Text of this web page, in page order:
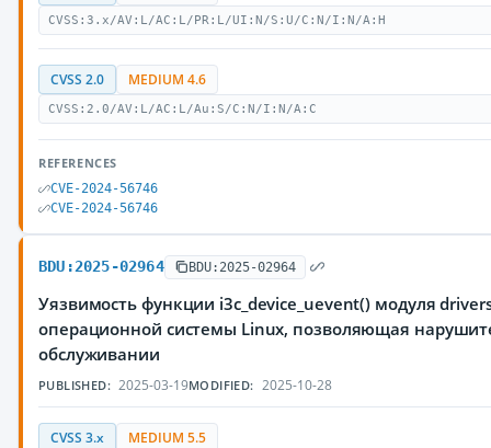
CVSS:3.x/AV:L/AC:L/PR:L/UI:N/S:U/C:N/I:N/A:H
CVSS 2.0 MEDIUM 4.6
CVSS:2.0/AV:L/AC:L/Au:S/C:N/I:N/A:C
REFERENCES
CVE-2024-56746
CVE-2024-56746
BDU:2025-02964 BDU:2025-02964
Уязвимость функции i3c_device_uevent() модуля
операционной системы Linux, позволяющая
обслуживании
PUBLISHED: 2025-03-19MODIFIED: 2025-10-28
CVSS 3.x MEDIUM 5.5